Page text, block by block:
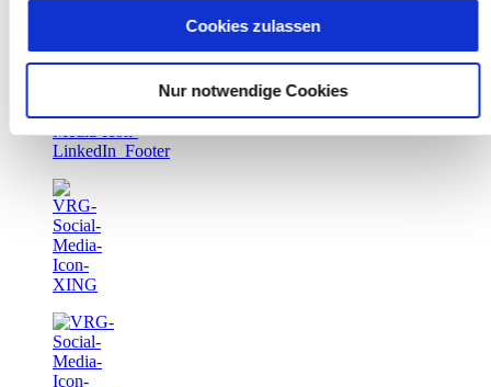
Informationen entnehmen Sie unserer
Datenschutzerklärung für diese Website.
Cookies zulassen
Nur notwendige Cookies